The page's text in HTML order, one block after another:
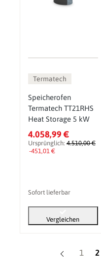
Termatech
Speicherofen
Termatech TT21RHS
Heat Storage 5 kW
4.058,99 €
Ursprünglich: 4.510,00 €
-451,01 €
Sofort lieferbar
Vergleichen
Seite
1 2